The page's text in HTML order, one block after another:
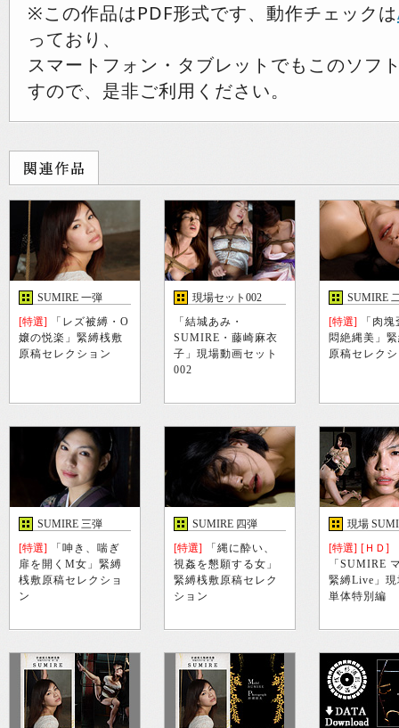
※この作品はPDF形式です、動作チェックは
っており、
スマートフォン・タブレットでもこのソフ
すので、是非ご利用ください。
SUMIRE 一弾
[特選] 「レズ被縛・O
嬢の悦楽」緊縛桟敷
原稿セレクション
現場セット002
「結城あみ・
SUMIRE・藤崎麻衣
子」現場動画セット
002
SUMIRE
[特選] 「肉
悶絶縄美」
原稿セレク
SUMIRE 三弾
[特選] 「呻き、喘ぎ
扉を開くM女」緊縛
桟敷原稿セレクショ
ン
SUMIRE 四弾
[特選] 「縄に酔い、
視姦を懇願する女」
緊縛桟敷原稿セレク
ション
現場
[特選] [ＨＤ]
「SUMIRE
緊縛Live」
単体特別編